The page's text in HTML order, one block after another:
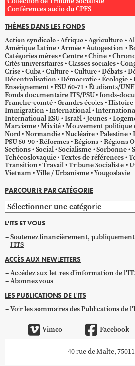
Conférences audio du CPFS
THÈMES DANS LES FONDS
Action syndicale Afrique Agriculture
Amérique Latine Armée Autogestion
Catégories mères Centre Chine
Cités universitaires Classes sociales
Crise Cuba Culture Culture Débats
Décentralisation Démocratie Écologie
Enseignement ESU 60-71 Étudiants/
Fonds documentaire ITS/PSU fonds-
Franche-comté Grandes écoles Histoire
Immigration International
International ESU Israël Jeunes
Marxisme Mixité Mouvement politique
Nord Normandie Nucléaire Palestine
PSU 60-90 Réformes Régions Régions
Sections Social Socialisme Sorbonne
Tchécoslovaquie Textes de références
Transition Travail Tribune Socialiste
Vietnam Ville / Urbanisme Yougoslavie
PARCOURIR PAR CATÉGORIE
Parcourir
par
catégorie
L'ITS ET VOUS
Soutenez financièrement, publiquement
l'ITS
ACCÈS AUX NEWLETTERS
Accédez aux lettres d'information de
Abonnez vous
LES PUBLICATIONS DE L'ITS
Voir les sommaires des Publications de
Vimeo Facebook
40 rue de Malte,